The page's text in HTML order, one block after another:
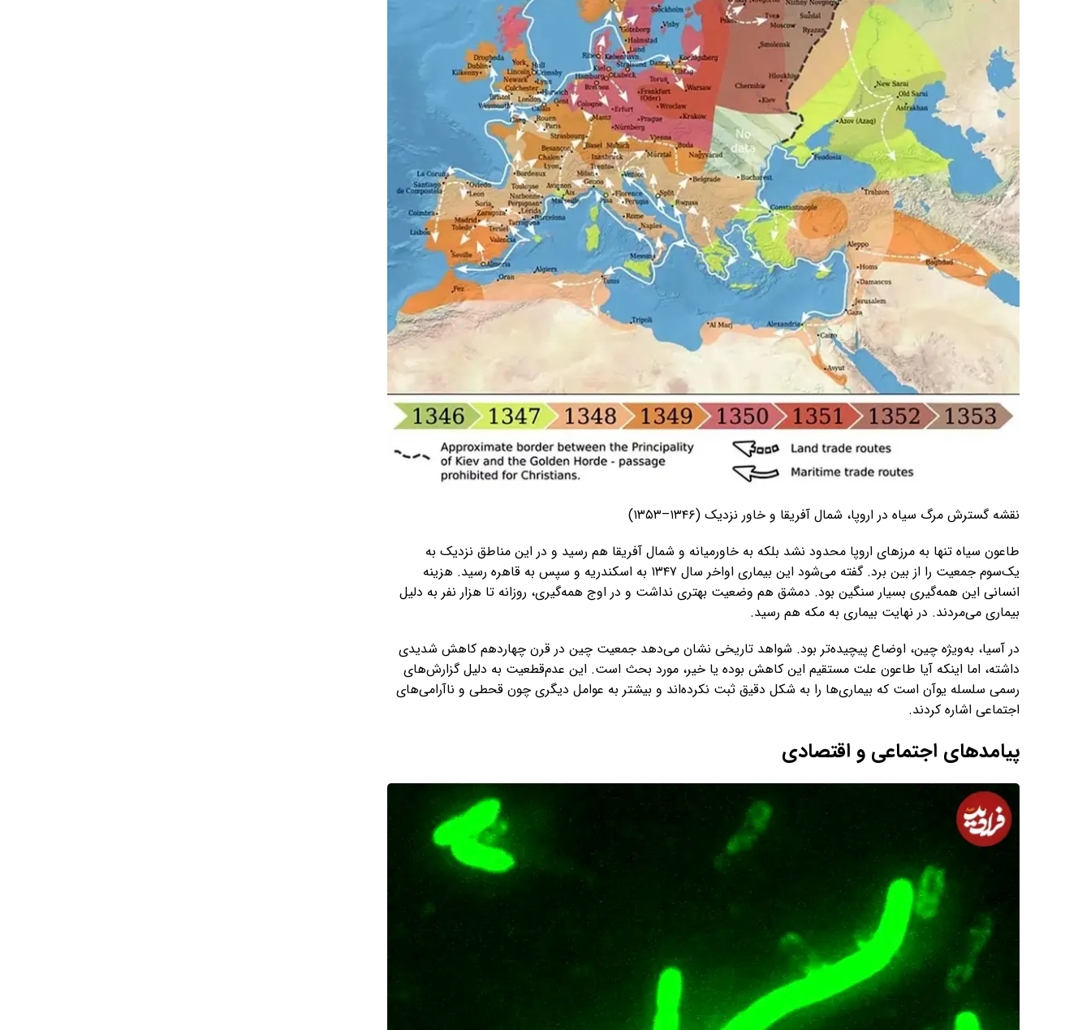
نقشه گسترش مرگ سیاه در اروپا، شمال آفریقا و خاور نزدیک (۱۳۴۶–۱۳۵۳)
طاعون سیاه تنها به مرزهای اروپا محدود نشد بلکه به خاورمیانه و شمال آفریقا هم رسید و در این مناطق نزدیک به
یک‌سوم جمعیت را از بین برد. گفته می‌شود این بیماری اواخر سال ۱۳۴۷ به اسکندریه و سپس به قاهره رسید. هزینه
انسانی این همه‌گیری بسیار سنگین بود. دمشق هم وضعیت بهتری نداشت و در اوج همه‌گیری، روزانه تا هزار نفر به دلیل
بیماری می‌مردند. در نهایت بیماری به مکه هم رسید.
در آسیا، به‌ویژه چین، اوضاع پیچیده‌تر بود. شواهد تاریخی نشان می‌دهد جمعیت چین در قرن چهاردهم کاهش شدیدی
داشته، اما اینکه آیا طاعون علت مستقیم این کاهش بوده یا خیر، مورد بحث است. این عدم‌قطعیت به دلیل گزارش‌های
رسمی سلسله یوآن است که بیماری‌ها را به شکل دقیق ثبت نکرده‌اند و بیشتر به عوامل دیگری چون قحطی و ناآرامی‌های
اجتماعی اشاره کردند.
پیامدهای اجتماعی و اقتصادی